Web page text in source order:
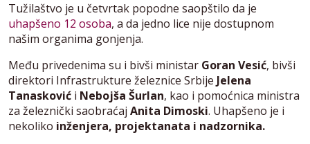
Tužilaštvo je u četvrtak popodne saopštilo da je
uhapšeno 12 osoba, a da jedno lice nije dostupnom
našim organima gonjenja.
Među privedenima su i bivši ministar Goran Vesić, bivši
direktori Infrastrukture železnice Srbije Jelena
Tanasković i Nebojša Šurlan, kao i pomoćnica ministra
za železnički saobraćaj Anita Dimoski. Uhapšeno je i
nekoliko inženjera, projektanata i nadzornika.